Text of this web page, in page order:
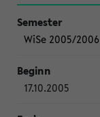
WiSe 2005/2006
17.10.2005